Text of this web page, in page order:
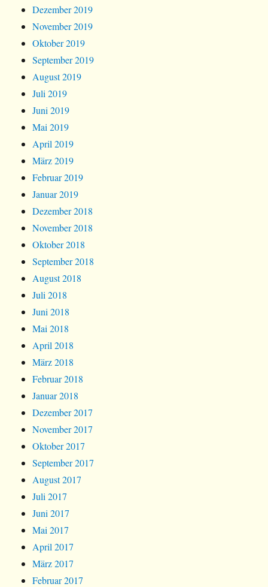
Dezember 2019
November 2019
Oktober 2019
September 2019
August 2019
Juli 2019
Juni 2019
Mai 2019
April 2019
März 2019
Februar 2019
Januar 2019
Dezember 2018
November 2018
Oktober 2018
September 2018
August 2018
Juli 2018
Juni 2018
Mai 2018
April 2018
März 2018
Februar 2018
Januar 2018
Dezember 2017
November 2017
Oktober 2017
September 2017
August 2017
Juli 2017
Juni 2017
Mai 2017
April 2017
März 2017
Februar 2017